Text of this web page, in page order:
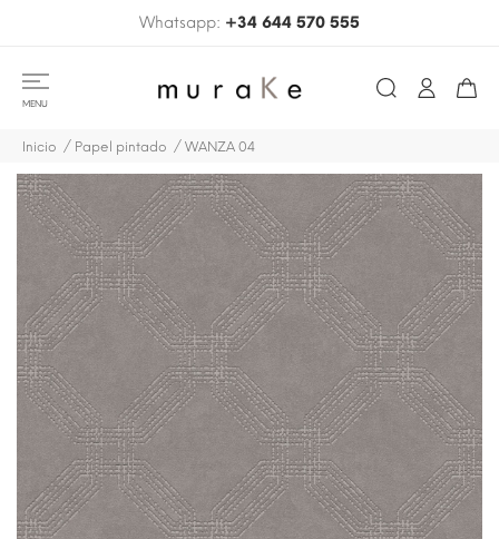
Whatsapp: +34 644 570 555
MENU
Inicio Papel pintado WANZA 04